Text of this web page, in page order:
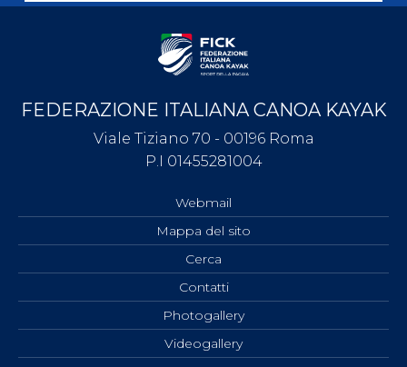
FEDERAZIONE ITALIANA CANOA KAYAK
Viale Tiziano 70 - 00196 Roma
P.I 01455281004
Webmail
Mappa del sito
Cerca
Contatti
Photogallery
Videogallery